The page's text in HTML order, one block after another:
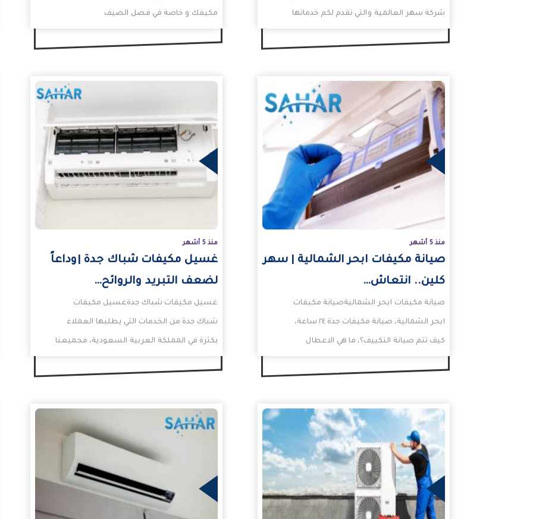
شركة سهر العالمية والتي تقدم لكم خدماتها مكيفك و خاصة في فصل الصيف
منذ 5 أشهر
صيانة مكيفات ابحر الشمالية | سهر
كلين.. انتعاش…
صيانة مكيفات ابحر الشماليةصيانة مكيفات
ابحر الشمالية، صيانة مكيفات جدة ٢٤ ساعة،
كيف تتم صيانة التكييف؟، ما هي الاعطال
منذ 5 أشهر
غسيل مكيفات شباك جدة |وداعاً
لضعف التبريد والروائح…
غسيل مكيفات شباك جدةغسيل مكيفات
شباك جدة من الخدمات التي يطلبها العملاء
بكثرة في المملكة العربية السعودية، فجميعنا